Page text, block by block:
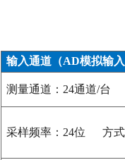
输入通道（AD模拟输入
测量通道： 24通道/台
采样频率： 24位 方式